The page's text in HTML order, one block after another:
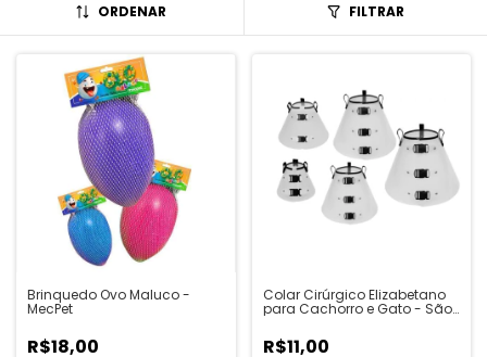
ORDENAR FILTRAR
Brinquedo Ovo Maluco -
MecPet
R$18,00
Colar Cirúrgico Elizabetano
para Cachorro e Gato - São
R$11,00